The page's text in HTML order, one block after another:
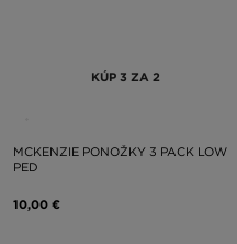
KÚP 3 ZA 2
MCKENZIE PONOŽKY 3 PACK LOW
PED
10,00 €